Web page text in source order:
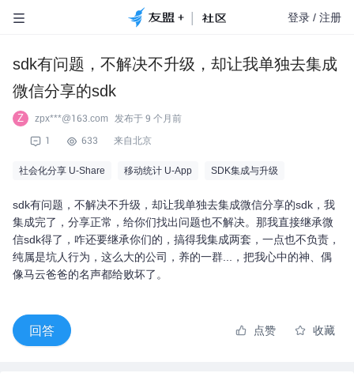
登录 / 注册
sdk有问题，不解决不升级，却让我单独去集成
微信分享的sdk
Z zpx***@163.com 发布于 9 个月前
1
633 来自北京
社会化分享 U-Share 移动统计 U-App SDK集成与升级
sdk有问题，不解决不升级，却让我单独去集成微信分享的sdk，我
集成完了，分享正常，给你们找出问题也不解决。那我直接继承微
信sdk得了，咋还要继承你们的，搞得我集成两套，一点也不负责，
纯属是坑人行为，这么大的公司，养的一群...，把我心中的神、偶
像马云爸爸的名声都给败坏了。
回答 点赞 收藏